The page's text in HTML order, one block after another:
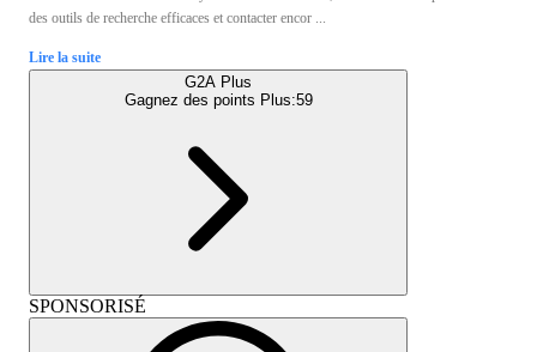
des outils de recherche efficaces et contacter encor ...
Lire la suite
G2A Plus
Gagnez des points Plus:59
SPONSORISÉ